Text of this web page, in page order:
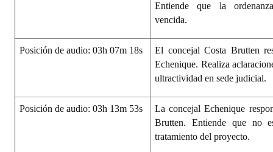
Entiende que la
vencida.
Posición de audio: 03h 07m 18s
El concejal Costa Brutten
Echenique. Realiza
ultractividad en sede judicial.
Posición de audio: 03h 13m 53s
La concejal Echenique
Brutten. Entiende que no
tratamiento del proyecto.